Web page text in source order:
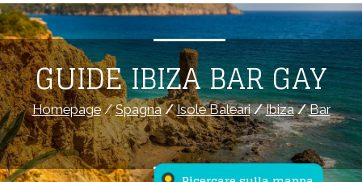
GUIDE IBIZA BAR GAY
Homepage/Spagna/Isole Baleari/Ibiza/Bar